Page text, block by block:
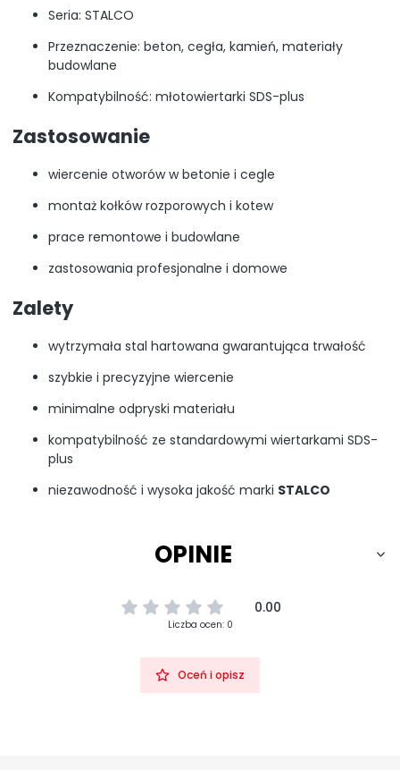
Seria: STALCO
Przeznaczenie: beton, cegła, kamień, materiały
budowlane
Kompatybilność: młotowiertarki SDS-plus
Zastosowanie
wiercenie otworów w betonie i cegle
montaż kołków rozporowych i kotew
prace remontowe i budowlane
zastosowania profesjonalne i domowe
Zalety
wytrzymała stal hartowana gwarantująca trwałość
szybkie i precyzyjne wiercenie
minimalne odpryski materiału
kompatybilność ze standardowymi wiertarkami SDS-
plus
niezawodność i wysoka jakość marki STALCO
OPINIE
0.00
Liczba ocen: 0
Oceń i opisz